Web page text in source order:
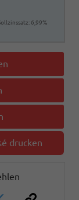
6,99%
drucken